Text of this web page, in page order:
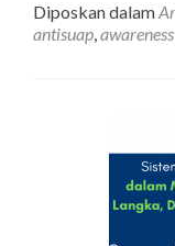
Diposkan dalam
antisuap,